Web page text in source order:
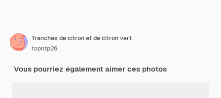
Tranches de citron et de citron vert
topntp26
Vous pourriez également aimer ces photos